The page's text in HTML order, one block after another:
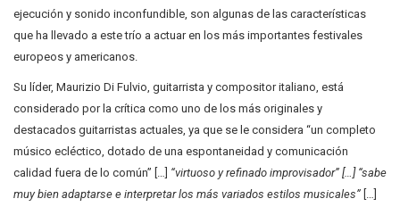
ejecución y sonido inconfundible, son algunas de las características
que ha llevado a este trío a actuar en los más importantes festivales
europeos y americanos.
Su líder, Maurizio Di Fulvio, guitarrista y compositor italiano, está
considerado por la crítica como uno de los más originales y
destacados guitarristas actuales, ya que se le considera “un completo
músico ecléctico, dotado de una espontaneidad y comunicación
calidad fuera de lo común” […] “virtuoso y refinado improvisador” […] “sabe
muy bien adaptarse e interpretar los más variados estilos musicales”